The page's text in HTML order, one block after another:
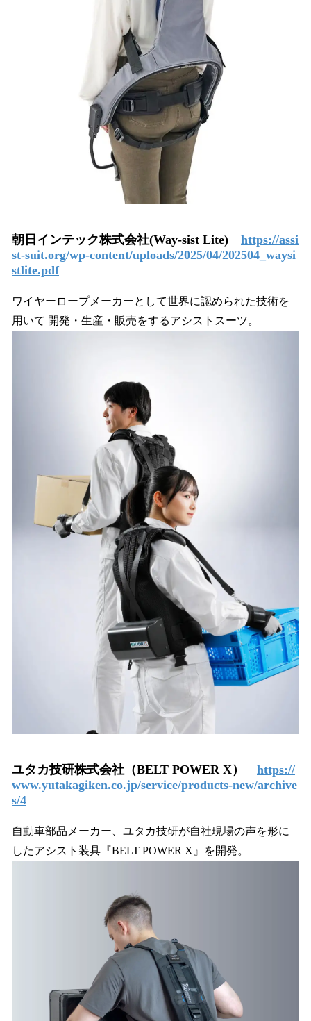
朝日インテック株式会社(Way-sist Lite) https://assi
st-suit.org/wp-content/uploads/2025/04/202504_waysi
stlite.pdf
ワイヤーロープメーカーとして世界に認められた技術を
用いて 開発・生産・販売をするアシストスーツ。
ユタカ技研株式会社（BELT POWER X） https://
www.yutakagiken.co.jp/service/products-new/archive
s/4
自動車部品メーカー、ユタカ技研が自社現場の声を形に
したアシスト装具『BELT POWER X』を開発。